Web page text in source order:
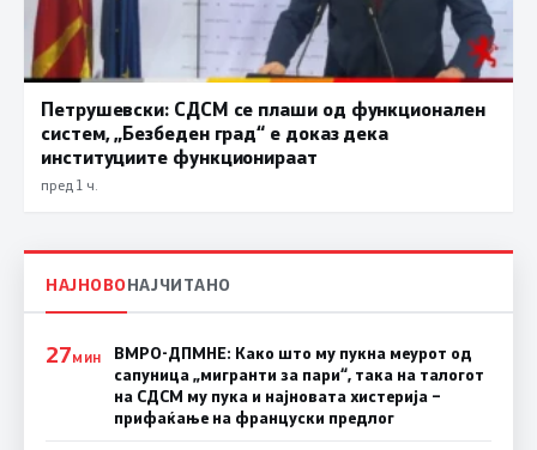
Петрушевски: СДСМ се плаши од функционален
систем, „Безбеден град“ е доказ дека
институциите функционираат
пред 1 ч.
НАЈНОВОНАЈЧИТАНО
27МИН
ВМРО-ДПМНЕ: Како што му пукна меурот од
сапуница „мигранти за пари“, така на талогот
на СДСМ му пука и најновата хистерија –
прифаќање на француски предлог